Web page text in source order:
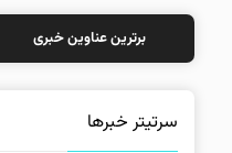
برترین عناوین خبری
سرتیتر خبرها